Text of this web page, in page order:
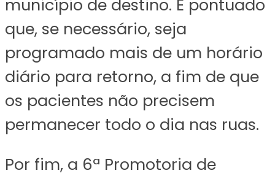
município de destino. É pontuado
que, se necessário, seja
programado mais de um horário
diário para retorno, a fim de que
os pacientes não precisem
permanecer todo o dia nas ruas.
Por fim, a 6ª Promotoria de